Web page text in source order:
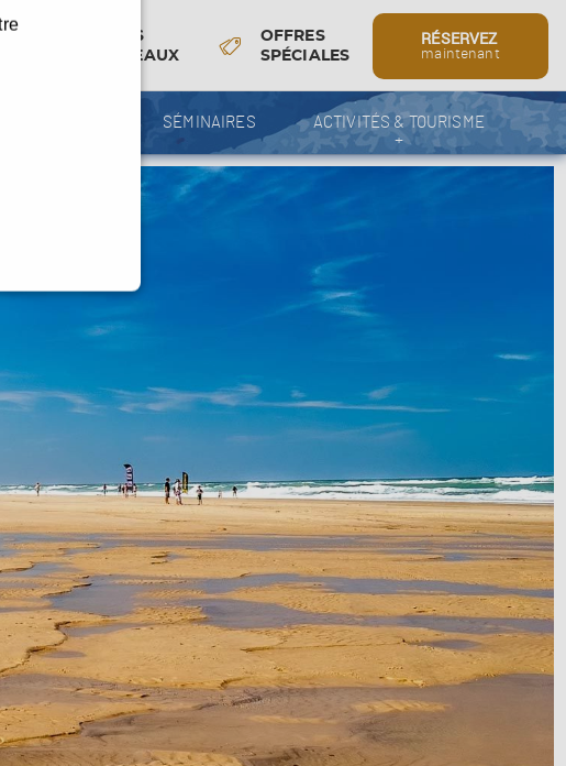
BONS
CADEAUX
OFFRES
SPÉCIALES
RÉSERVEZ
maintenant
SÉMINAIRES ACTIVITÉS & TOURISME
+